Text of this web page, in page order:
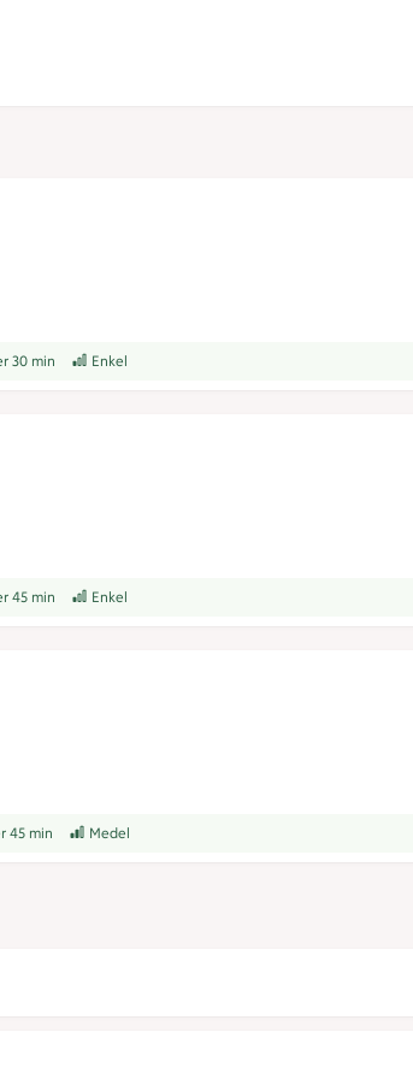
tar Under 30 min att tillaga
30 min Receptet har Enkel svårighetsgrad
Enkel
tar Under 45 min att tillaga
45 min Receptet har Enkel svårighetsgrad
Enkel
tar Under 45 min att tillaga
45 min Receptet har Medel svårighetsgrad
Medel